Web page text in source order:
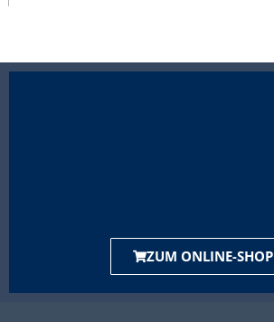
ZUM ONLINE-SHOP